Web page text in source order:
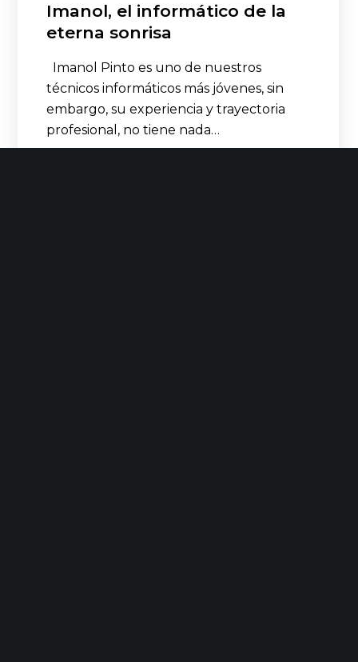
Imanol, el informático de la
eterna sonrisa
Imanol Pinto es uno de nuestros
técnicos informáticos más jóvenes, sin
embargo, su experiencia y trayectoria
profesional, no tiene nada…